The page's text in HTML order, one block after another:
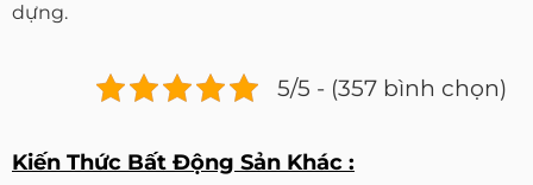
dựng.
5/5 - (357 bình chọn)
Kiến Thức Bất Động Sản Khác :